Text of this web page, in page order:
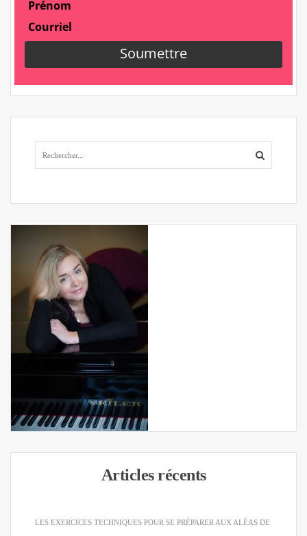
Articles récents
LES EXERCICES TECHNIQUES POUR SE PRÉPARER AUX ALÉAS DE